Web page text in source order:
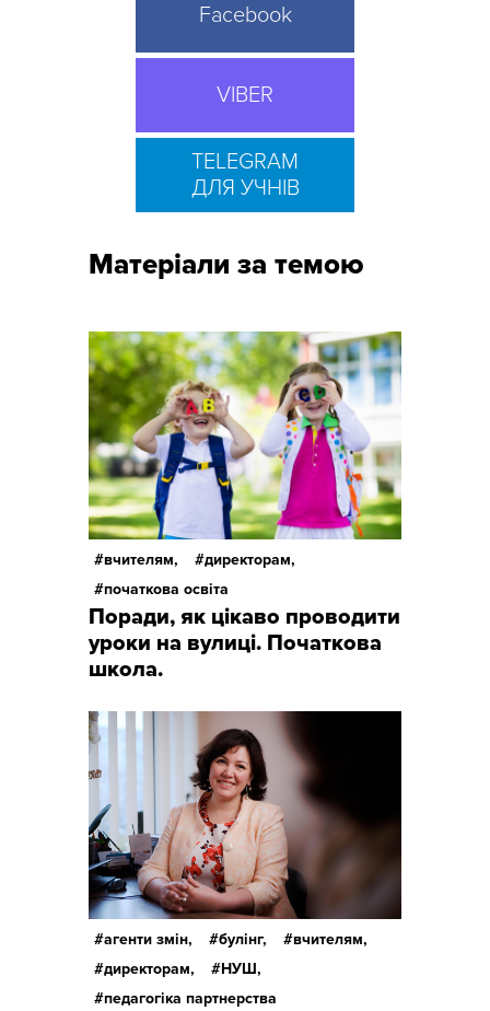
Facebook
VIBER
TELEGRAM
ДЛЯ УЧНІВ
Матеріали за темою
вчителям,
директорам,
початкова освіта
Поради, як цікаво проводити
уроки на вулиці. Початкова
школа.
агенти змін, булінг,
вчителям,
директорам,
НУШ,
педагогіка партнерства